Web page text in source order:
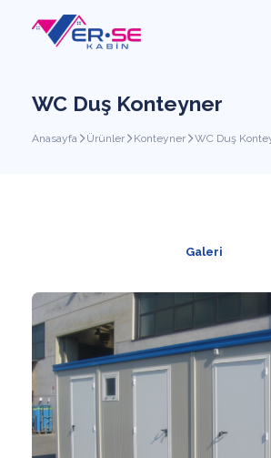
WC Duş Konteyner
Anasayfa Ürünler Konteyner WC Duş
Galeri